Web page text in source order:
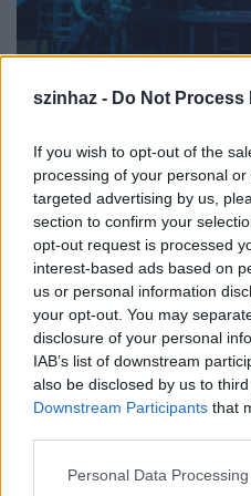
szinhaz - Do Not
If you wish to opt-out of the
processing of your personal
targeted advertising by us,
section to confirm your
opt-out request is processed
interest-based ads based on
us or personal information
your opt-out. You may
disclosure of your personal
IAB’s list of downstream
also be disclosed by us to
Downstream Participants that
Please note that this website/
Personal Data
Minden előadás után
egyetemi professzor, író,
Shakespeare-ről és a
irodalomóra keretében. A
ezelőtt kezdődött el, de
illetve pénteken délután
ismét látható a Fővárosi
előadásokraitttudnak
A színházi elemeket is
produkciók felé tavaly
kizárólag általános